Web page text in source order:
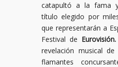
catapultó a la fama
título elegido por
que representarán a
Festival de Eurovisión.
revelación musical
flamantes